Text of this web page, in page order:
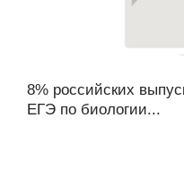
8% российских
ЕГЭ по биологии...